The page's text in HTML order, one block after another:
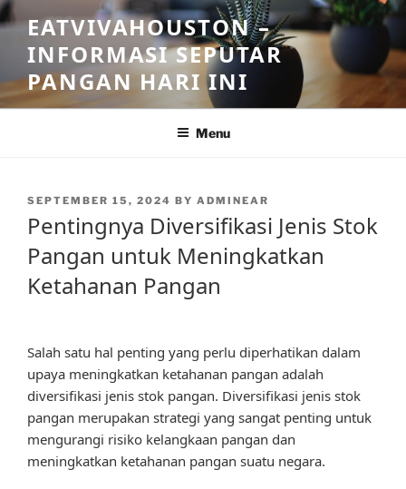
Skip
to
content
EATVIVAHOUSTON –
INFORMASI SEPUTAR
PANGAN HARI INI
Menu
POSTED
SEPTEMBER 15, 2024 BY ADMINEAR
Pentingnya Diversifikasi Jenis Stok
Pangan untuk Meningkatkan
Ketahanan Pangan
Salah satu hal penting yang perlu diperhatikan dalam
upaya meningkatkan ketahanan pangan adalah
diversifikasi jenis stok pangan. Diversifikasi jenis stok
pangan merupakan strategi yang sangat penting untuk
mengurangi risiko kelangkaan pangan dan
meningkatkan ketahanan pangan suatu negara.